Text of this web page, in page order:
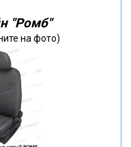
"Ромб"
на фото)